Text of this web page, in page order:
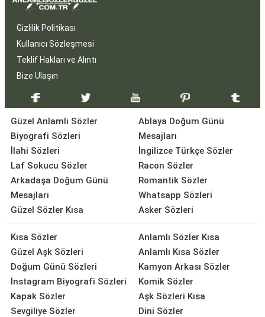
Gizlilik Politikası
Kullanıcı Sözleşmesi
Teklif Hakları ve Alıntı
Bize Ulaşın
Güzel Anlamlı Sözler
Biyografi Sözleri
İlahi Sözleri
Laf Sokucu Sözler
Arkadaşa Doğum Günü
Mesajları
Güzel Sözler Kısa
Ablaya Doğum Günü
Mesajları
İngilizce Türkçe Sözler
Racon Sözler
Romantik Sözler
Whatsapp Sözleri
Asker Sözleri
Kısa Sözler
Güzel Aşk Sözleri
Doğum Günü Sözleri
İnstagram Biyografi Sözleri
Kapak Sözler
Sevgiliye Sözler
Anlamlı Sözler Kısa
Anlamlı Kısa Sözler
Kamyon Arkası Sözler
Komik Sözler
Aşk Sözleri Kısa
Dini Sözler